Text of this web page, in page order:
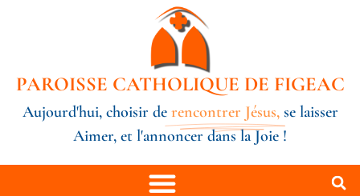
PAROISSE CATHOLIQUE DE FIGEAC
Aujourd'hui, choisir de rencontrer Jésus, se laisser
Aimer, et l'annoncer dans la Joie !